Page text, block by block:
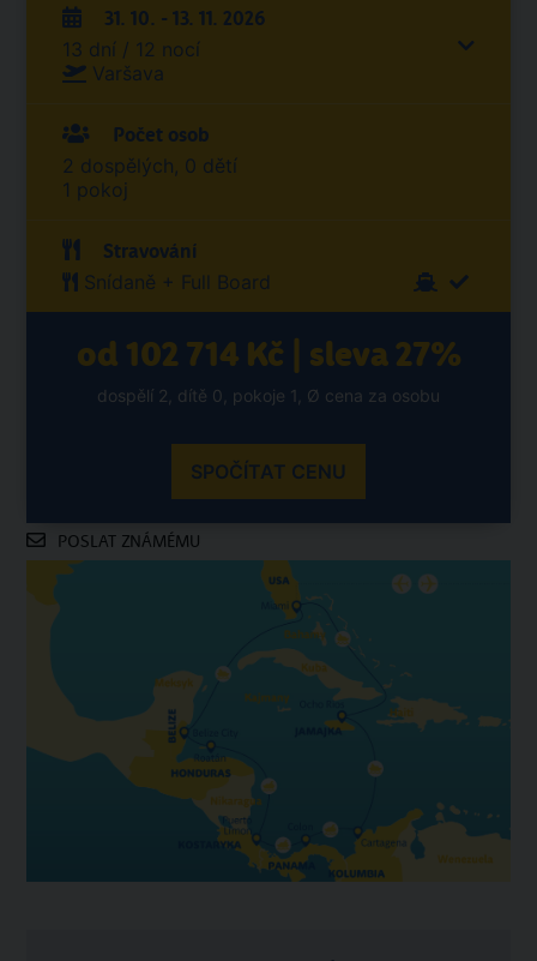
31. 10. - 13. 11. 2026
13 dní / 12 nocí
Varšava
Počet osob
2 dospělých, 0 dětí
1 pokoj
Stravování
Snídaně + Full Board
od 102 714 Kč | sleva 27%
dospělí 2, dítě 0, pokoje 1, Ø cena za osobu
SPOČÍTAT CENU
POSLAT ZNÁMÉMU